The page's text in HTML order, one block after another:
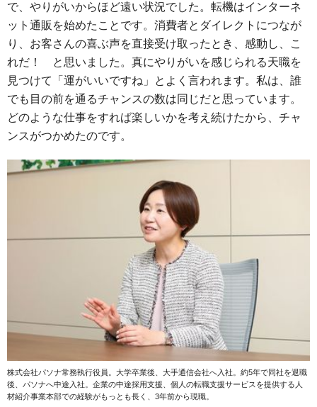
で、やりがいからほど遠い状況でした。転機はインターネ
ット通販を始めたことです。消費者とダイレクトにつなが
り、お客さんの喜ぶ声を直接受け取ったとき、感動し、こ
れだ！ と思いました。真にやりがいを感じられる天職を
見つけて「運がいいですね」とよく言われます。私は、誰
でも目の前を通るチャンスの数は同じだと思っています。
どのような仕事をすれば楽しいかを考え続けたから、チャ
ンスがつかめたのです。
株式会社パソナ常務執行役員。大学卒業後、大手通信会社へ入社。約5年で同社を退職
後、パソナへ中途入社。企業の中途採用支援、個人の転職支援サービスを提供する人
材紹介事業本部での経験がもっとも長く、3年前から現職。